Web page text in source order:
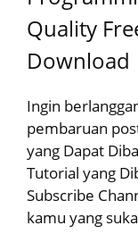
Quality
Download
Ingin
pembaruan
yang Dapat
Tutorial yang
Subscribe
kamu yang